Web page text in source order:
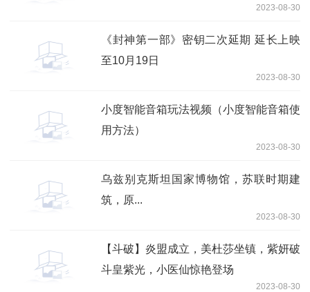
2023-08-30
《封神第一部》密钥二次延期 延长上映
至10月19日
2023-08-30
小度智能音箱玩法视频（小度智能音箱使
用方法）
2023-08-30
乌兹别克斯坦国家博物馆，苏联时期建
筑，原...
2023-08-30
【斗破】炎盟成立，美杜莎坐镇，紫妍破
斗皇紫光，小医仙惊艳登场
2023-08-30